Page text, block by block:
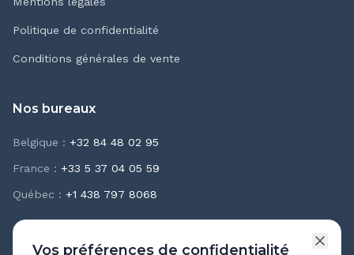
Politique de confidentialité
Conditions générales de vente
Nos bureaux
Belgique : +32 84 48 02 95
France : +33 5 37 04 05 59
Québec : +1 438 797 8068
Vos préférences de confidentialité